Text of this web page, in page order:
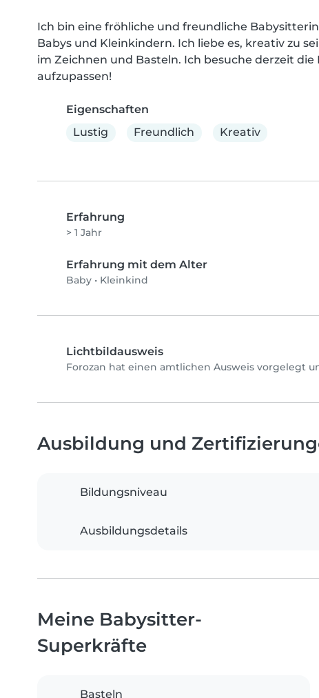
Ich bin eine fröhliche und freundliche
Babys und Kleinkindern. Ich liebe es, kreativ zu
im Zeichnen und Basteln. Ich besuche derzeit
aufzupassen!
Eigenschaften
Lustig
Freundlich Kreativ
Erfahrung
> 1 Jahr
Erfahrung mit dem Alter
Baby • Kleinkind
Lichtbildausweis
Forozan hat einen amtlichen Ausweis vorgelegt
Ausbildung und
Bildungsniveau
Ausbildungsdetails
Meine Babysitter-
Superkräfte
Basteln